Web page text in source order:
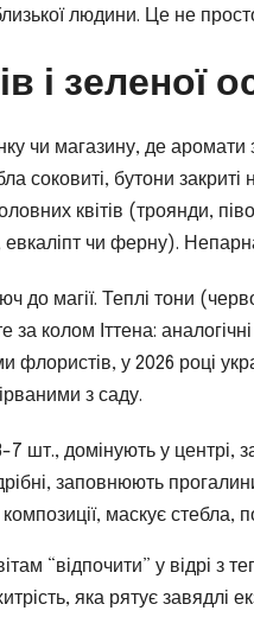
людини. Це не
і зеленої
чи магазину, де
соковиті, бутони закриті
квітів (троянди,
чи ферну).
до магії. Теплі тони
колом Іттена:
флористів, у 2026 році
з саду.
7 шт., домінують у центрі,
заповнюють
маскує стебла,
“відпочити” у відрі
яка рятує завядлі